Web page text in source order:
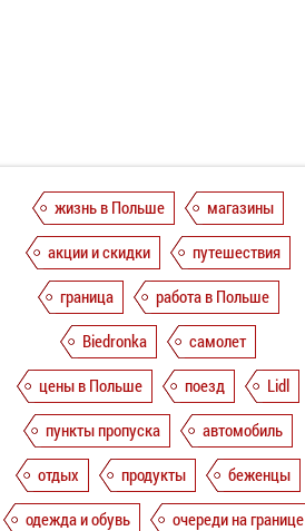
жизнь в Польше
магазины
акции и скидки
путешествия
граница
работа в Польше
Biedronka
самолет
цены в Польше
поезд
Lidl
пункты пропуска
автомобиль
отдых
продукты
беженцы
одежда и обувь
очереди на границе